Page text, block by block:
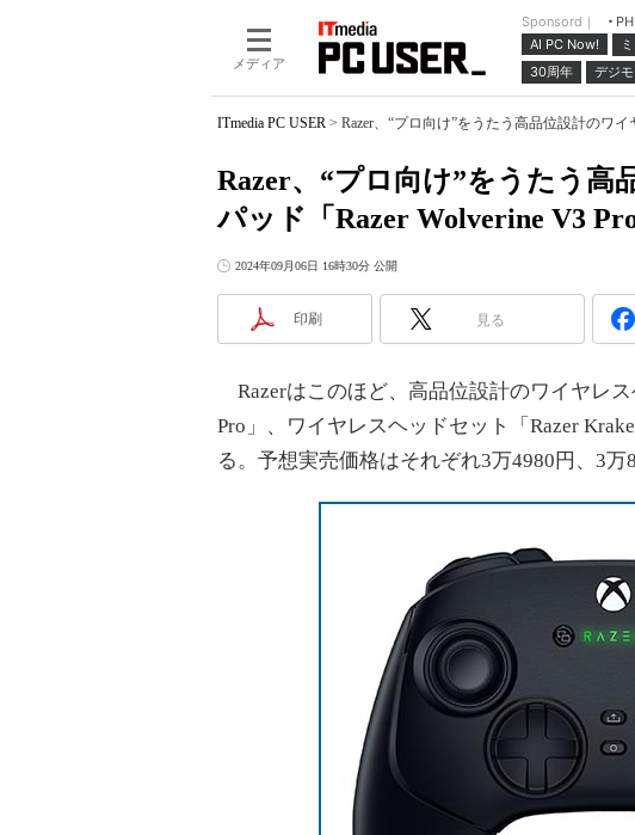
メディア
Sponsord｜
AI PC Now!
30周年
デジモ
ITmedia PC USER > Razer、“プロ向け”をうたう高品位設計のワ
Razer、“プロ向け”をうたう高
パッド「Razer Wolverine V3
2024年09月06日 16時30分 公開
印刷 見る
Razerはこのほど、高品位設計のワイヤレ
Pro」、ワイヤレスヘッドセット「Razer
る。予想実売価格はそれぞれ3万4980円、3万